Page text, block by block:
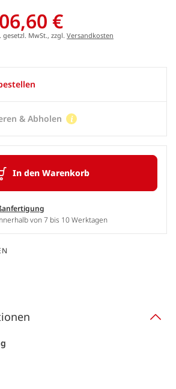
€
gesetzl. MwSt., zzgl. Versandkosten
In den Warenkorb
von 7 bis 10 Werktagen
& Abholen